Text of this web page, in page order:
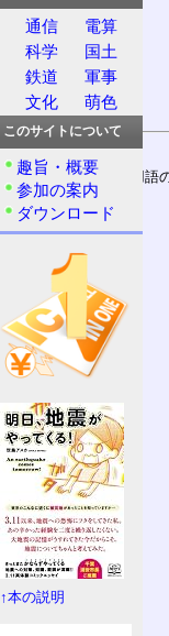
通信用語
通信
電算
科学
国土
鉄道
軍事
文化
萌色
このサイトについて
趣旨・概要
参加の案内
ダウンロード
↑本の説明